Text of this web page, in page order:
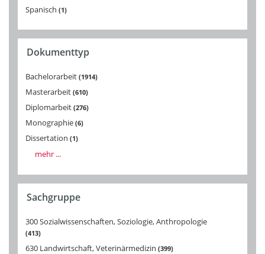
Spanisch 1
Dokumenttyp
Bachelorarbeit 1914
Masterarbeit 610
Diplomarbeit 276
Monographie 6
Dissertation 1
mehr ...
Sachgruppe
300 Sozialwissenschaften, Soziologie, Anthropologie
413
630 Landwirtschaft, Veterinärmedizin 399